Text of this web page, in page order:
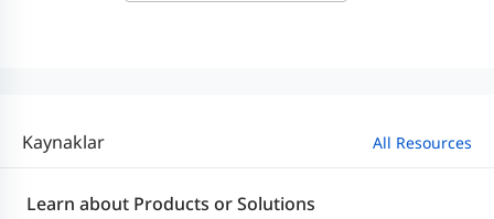
Kaynaklar All Resources
Learn about Products or Solutions